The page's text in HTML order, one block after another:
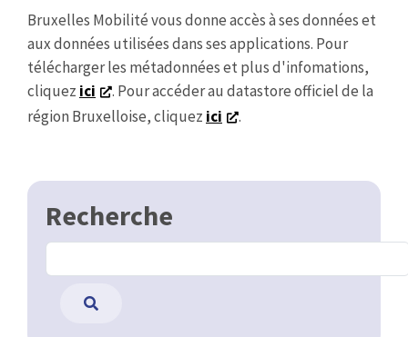
Bruxelles Mobilité vous donne accès à ses données et
aux données utilisées dans ses applications. Pour
télécharger les métadonnées et plus d'infomations,
cliquez ici
. Pour accéder au datastore officiel de la
région Bruxelloise, cliquez ici .
Recherche